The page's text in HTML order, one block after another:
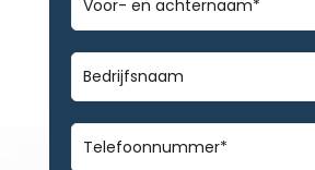
en
achternaam*
Bedrijfsnaam
Telefoonnummer*